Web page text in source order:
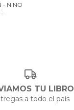
- NINO
TU LIBRO
a todo el país